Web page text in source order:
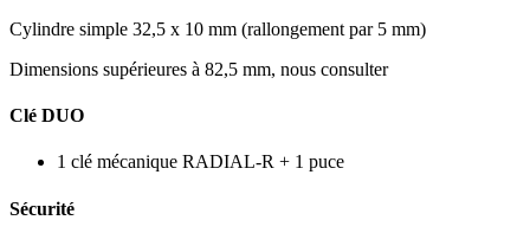
Cylindre simple 32,5 x 10 mm (rallongement par 5 mm)
Dimensions supérieures à 82,5 mm, nous consulter
Clé DUO
1 clé mécanique RADIAL-R + 1 puce
Sécurité